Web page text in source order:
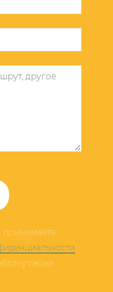
своих